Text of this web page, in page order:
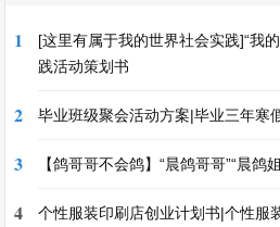
1
[这里有属于我的世界社会实践]“我
践活动策划书
2 毕业班级聚会活动方案|毕业三年寒
3 【鸽哥哥不会鸽】“晨鸽哥哥”“晨鸽
4 个性服装印刷店创业计划书|个性服